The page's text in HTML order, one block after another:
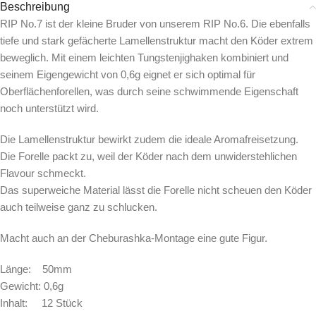
Beschreibung
RIP No.7 ist der kleine Bruder von unserem RIP No.6. Die ebenfalls
tiefe und stark gefächerte Lamellenstruktur macht den Köder extrem
beweglich. Mit einem leichten Tungstenjighaken kombiniert und
seinem Eigengewicht von 0,6g eignet er sich optimal für
Oberflächenforellen, was durch seine schwimmende Eigenschaft
noch unterstützt wird.
Die Lamellenstruktur bewirkt zudem die ideale Aromafreisetzung.
Die Forelle packt zu, weil der Köder nach dem unwiderstehlichen
Flavour schmeckt.
Das superweiche Material lässt die Forelle nicht scheuen den Köder
auch teilweise ganz zu schlucken.
Macht auch an der Cheburashka-Montage eine gute Figur.
Länge: 50mm
Gewicht: 0,6g
Inhalt: 12 Stück